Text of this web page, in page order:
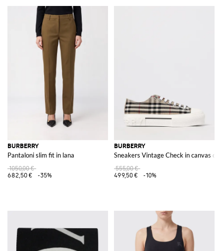
BURBERRY
Pantaloni slim fit in lana
1050,00 €
682,50 €
-35%
BURBERRY
Sneakers Vintage Check in canvas di
555,00 €
499,50 €
-10%